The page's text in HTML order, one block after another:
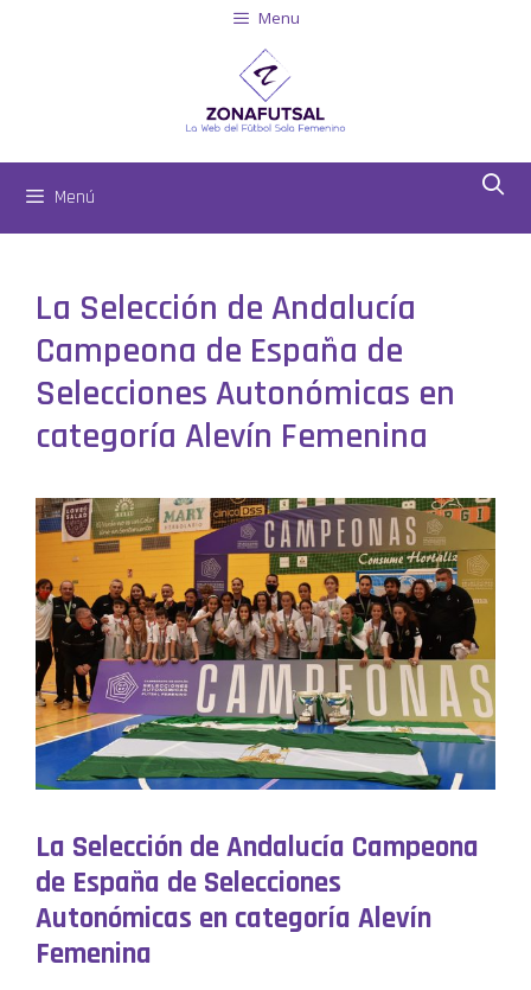
Menu
Menú
La Selección de Andalucía
Campeona de España de
Selecciones Autonómicas en
categoría Alevín Femenina
La Selección de Andalucía Campeona
de España de Selecciones
Autonómicas en categoría Alevín
Femenina